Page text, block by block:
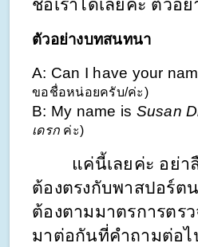
ชื่อเราได้เลยค่ะ ตัวอย่
ตัวอย่างบทสนทนา
A: Can I have your
ขอชื่อหน่อยครับ/ค่ะ)
B: My name is Susan
เดรก ค่ะ)
แค่นี้เลยค่ะ อย่าลื
ต้องตรงกับพาสปอร์ต
ต้องตามมาตรการตร
มาต่อกันที่คำถามต่อไ